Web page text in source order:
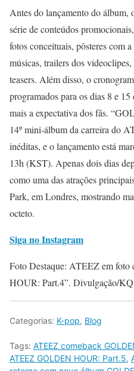
Antes do lançamento do álbum,
série de conteúdos
fotos conceituais, pôsteres com
músicas, trailers dos videoclipes,
teasers. Além disso, o
programados para os dias 8 e
mais a expectativa dos fãs.
14º mini-álbum da carreira do
inéditas, e o lançamento está
13h (KST). Apenas dois dias
como uma das atrações
Park, em Londres, mostrando
octeto.
Siga no Instagram
Foto Destaque: ATEEZ em
HOUR: Part.4”. Divulgação/
Categorias: K-pop, Blog
Tags: ATEEZ comeback
ATEEZ GOLDEN HOUR: Part.5,